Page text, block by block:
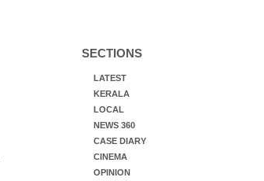
SECTIONS
LATEST
KERALA
LOCAL
NEWS 360
CASE DIARY
CINEMA
OPINION